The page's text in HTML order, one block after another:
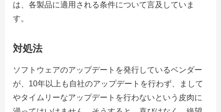
は、各製品に適用される条件について言及していま
す。
対処法
ソフトウェアのアップデートを発行しているベンダー
が、10年以上も自社のアップデートを行わず、まして
やタイムリーなアップデートを行わないという皮肉に